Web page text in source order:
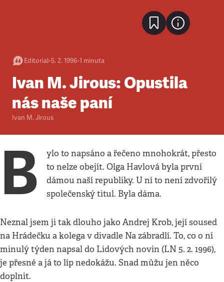
Editorial •5. 2. 1996•1 minuta
Ivan M. Jirous: Opustila
nás naše paní
Ivan M. Jirous
B
ylo to napsáno a řečeno mnohokrát, přesto
to nelze obejít. Olga Havlová byla první
dámou naší republiky. U ní to není zdvořilý
společenský titul. Byla dáma.
Neznal jsem ji tak dlouho jako Andrej Krob, její soused
na Hrádečku a kolega v divadle Na zábradlí. To, co o ní
minulý týden napsal do Lidových novin (LN 5. 2. 1996),
je přesné a já to líp nedokážu. Snad můžu jen něco
doplnit.